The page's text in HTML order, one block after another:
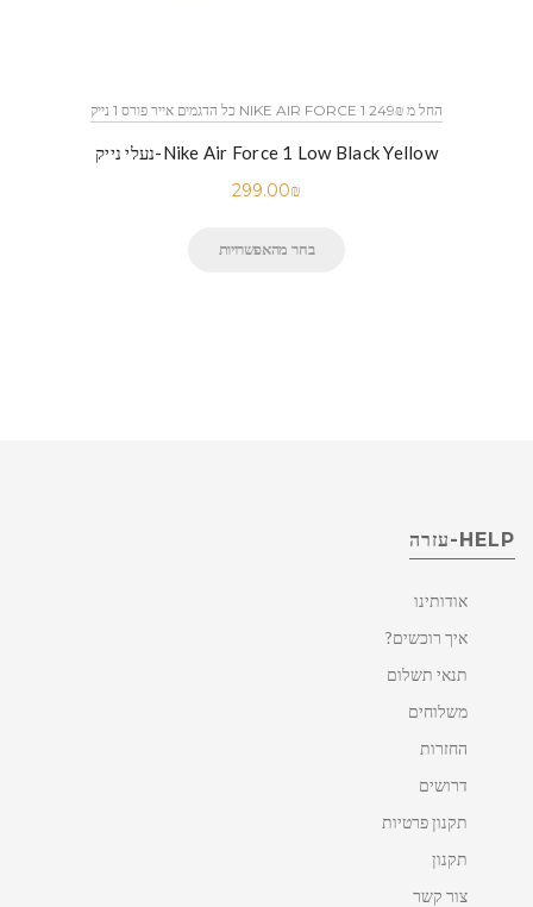
כל הדגמים אייר פורס 1 נייק NIKE AIR FORCE 1 החל מ 249₪
נעלי נייק-Nike Air Force 1 Low Black Yellow
299.00₪
בחר מהאפשרויות
HELP-עזרה
אודותינו
איך רוכשים?
תנאי תשלום
משלוחים
החזרות
דרושים
תקנון פרטיות
תקנון
צור קשר